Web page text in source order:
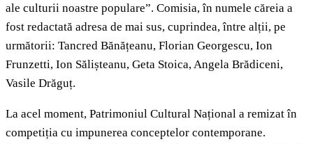
ale culturii noastre populare”. Comisia, în numele căreia a
fost redactată adresa de mai sus, cuprindea, între alții, pe
următorii: Tancred Bănățeanu, Florian Georgescu, Ion
Frunzetti, Ion Sălișteanu, Geta Stoica, Angela Brădiceni,
Vasile Drăguț.
La acel moment, Patrimoniul Cultural Național a remizat în
competiția cu impunerea conceptelor contemporane.